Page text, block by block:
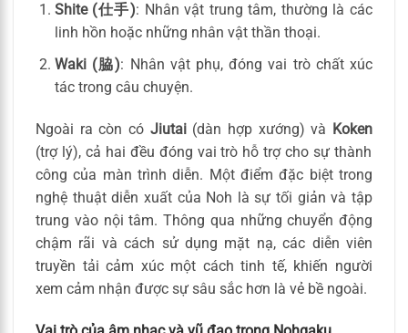
Shite (仕手): Nhân vật trung tâm, thường là các
linh hồn hoặc những nhân vật thần thoại.
Waki (脇): Nhân vật phụ, đóng vai trò chất xúc
tác trong câu chuyện.
Ngoài ra còn có Jiutai(dàn hợp xướng) và Koken
(trợ lý), cả hai đều đóng vai trò hỗ trợ cho sự thành
công của màn trình diễn. Một điểm đặc biệt trong
nghệ thuật diễn xuất của Noh là sự tối giản và tập
trung vào nội tâm. Thông qua những chuyển động
chậm rãi và cách sử dụng mặt nạ, các diễn viên
truyền tải cảm xúc một cách tinh tế, khiến người
xem cảm nhận được sự sâu sắc hơn là vẻ bề ngoài.